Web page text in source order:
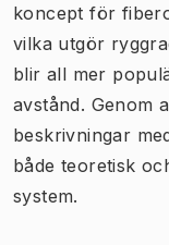
koncept för
vilka utgör
blir all mer
avstånd. Genom
beskrivningar
både teoretisk
system.